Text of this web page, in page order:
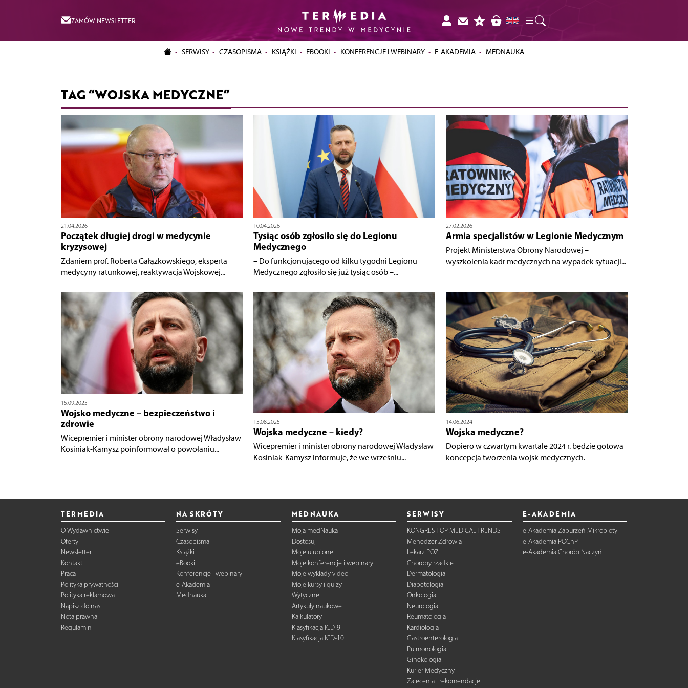
ZAMÓW NEWSLETTER
SERWISY CZASOPISMA KSIĄŻKI EBOOKI KONFERENCJE I WEBINARY E-AKADEMIA MEDNAUKA
TAG “WOJSKA MEDYCZNE”
21.04.2026
Początek długiej drogi w medycynie
kryzysowej
Zdaniem prof. Roberta Gałązkowskiego, eksperta
medycyny ratunkowej, reaktywacja Wojskowej...
10.04.2026
Tysiąc osób zgłosiło się do Legionu
Medycznego
– Do funkcjonującego od kilku tygodni Legionu
Medycznego zgłosiło się już tysiąc osób –...
27.02.2026
Armia specjalistów w Legionie Medycznym
Projekt Ministerstwa Obrony Narodowej –
wyszkolenia kadr medycznych na wypadek sytuacji...
15.09.2025
Wojsko medyczne – bezpieczeństwo i
zdrowie
Wicepremier i minister obrony narodowej Władysław
Kosiniak-Kamysz poinformował o powołaniu...
13.08.2025
Wojska medyczne – kiedy?
Wicepremier i minister obrony narodowej Władysław
Kosiniak-Kamysz informuje, że we wrześniu...
14.06.2024
Wojska medyczne?
Dopiero w czwartym kwartale 2024 r. będzie gotowa
koncepcja tworzenia wojsk medycznych.
TERMEDIA
O Wydawnictwie
Oferty
Newsletter
Kontakt
Praca
Polityka prywatności
Polityka reklamowa
Napisz do nas
Nota prawna
Regulamin
NA SKRÓTY
Serwisy
Czasopisma
Książki
eBooki
Konferencje i webinary
e-Akademia
Mednauka
MEDNAUKA
Moja medNauka
Dostosuj
Moje ulubione
Moje konferencje i webinary
Moje wykłady video
Moje kursy i quizy
Wytyczne
Artykuły naukowe
Kalkulatory
Klasyfikacja ICD-9
Klasyfikacja ICD-10
SERWISY
KONGRES TOP MEDICAL TRENDS
Menedżer Zdrowia
Lekarz POZ
Choroby rzadkie
Dermatologia
Diabetologia
Onkologia
Neurologia
Reumatologia
Kardiologia
Gastroenterologia
Pulmonologia
Ginekologia
Kurier Medyczny
Zalecenia i rekomendacje
E-AKADEMIA
e-Akademia Zaburzeń Mikrobioty
e-Akademia POChP
e-Akademia Chorób Naczyń